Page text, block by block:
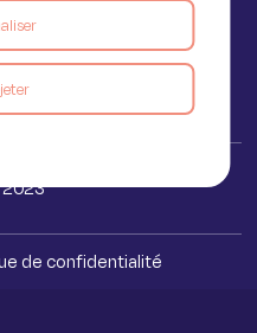
de confidentialité